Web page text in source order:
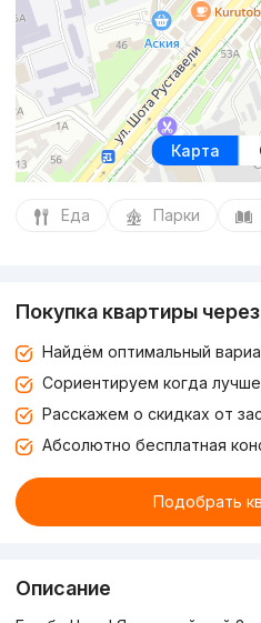
Карта
Еда Парки
Покупка квартиры
Найдём оптимальный
Сориентируем когда лучше
Расскажем о скидках от
Абсолютно бесплатная
Подобрать
Описание